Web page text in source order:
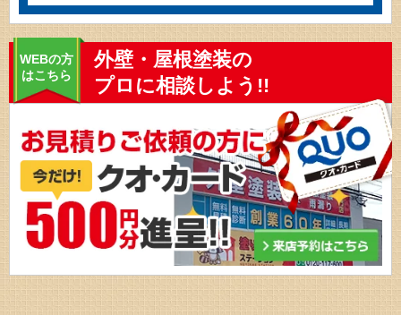
WEBの方
はこちら
外壁・屋根塗装の
プロに相談しよう!!